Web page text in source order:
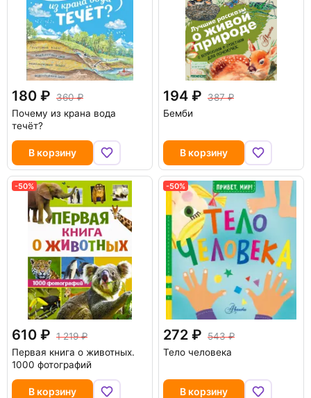
180
360
Почему из крана вода
течёт?
В корзину
194
387
Бемби
В корзину
-50%
610
1 219
Первая книга о животных.
1000 фотографий
В корзину
-50%
272
543
Тело человека
В корзину